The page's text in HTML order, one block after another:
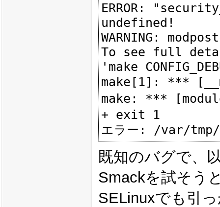
ERROR:
undefined!
WARNING:
To see full
'make
make[1]: ***
make: ***
+ exit 1
既知のバグで、
Smackを試そう
SELinuxでも引